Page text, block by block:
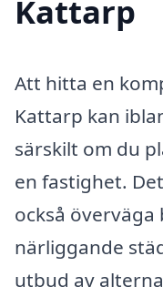
Kattarp
Att hitta en
Kattarp kan
särskilt om du
en fastighet.
också
närliggande
utbud av